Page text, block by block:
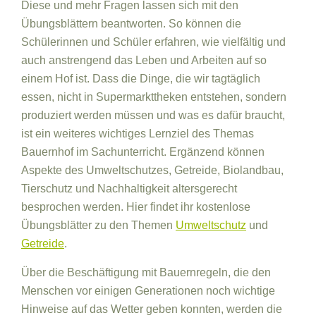
Diese und mehr Fragen lassen sich mit den
Übungsblättern beantworten. So können die
Schülerinnen und Schüler erfahren, wie vielfältig und
auch anstrengend das Leben und Arbeiten auf so
einem Hof ist. Dass die Dinge, die wir tagtäglich
essen, nicht in Supermarkttheken entstehen, sondern
produziert werden müssen und was es dafür braucht,
ist ein weiteres wichtiges Lernziel des Themas
Bauernhof im Sachunterricht. Ergänzend können
Aspekte des Umweltschutzes, Getreide, Biolandbau,
Tierschutz und Nachhaltigkeit altersgerecht
besprochen werden. Hier findet ihr kostenlose
Übungsblätter zu den Themen Umweltschutz und
Getreide.
Über die Beschäftigung mit Bauernregeln, die den
Menschen vor einigen Generationen noch wichtige
Hinweise auf das Wetter geben konnten, werden die